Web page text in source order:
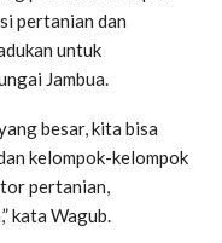
pertanian dan
untuk
Jambua.
besar, kita bisa
kelompok-kelompok
pertanian,
kata Wagub.